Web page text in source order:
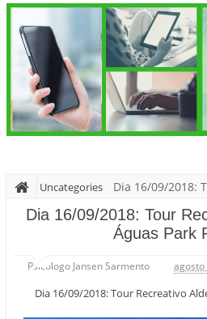
Uncategories
Dia 16/09/2018:
Águas Park Resort
Dia 16/09/2018: Tour
Águas Park
Psicólogo Jansen Sarmento agosto
Dia 16/09/2018: Tour Recreativo